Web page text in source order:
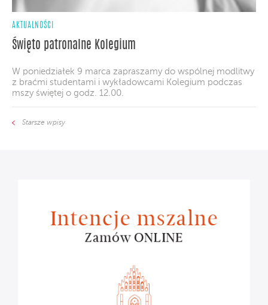
AKTUALNOŚCI
Święto patronalne Kolegium
W poniedziałek 9 marca zapraszamy do wspólnej modlitwy
z braćmi studentami i wykładowcami Kolegium podczas
mszy świętej o godz. 12.00.
Starsze wpisy